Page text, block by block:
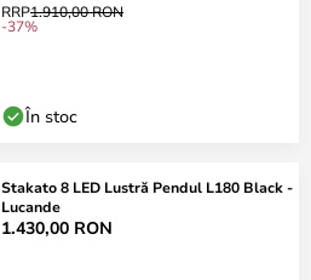
RRP1.910,00 RON
-37%
În stoc
Stakato 8 LED Lustră Pendul L180 Black -
Lucande
1.430,00 RON